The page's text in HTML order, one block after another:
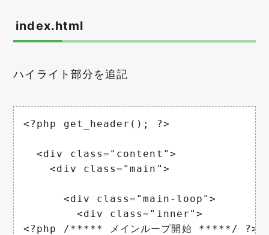
index.html
ハイライト部分を追記
<?php get_header(); ?>
  <div class="content">
    <div class="main">
      <div class="main-loop">
        <div class="inner">
<?php /***** メインループ開始 *****/ ?>